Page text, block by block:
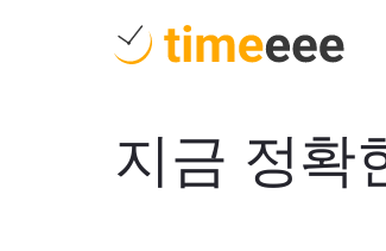
지금 정확